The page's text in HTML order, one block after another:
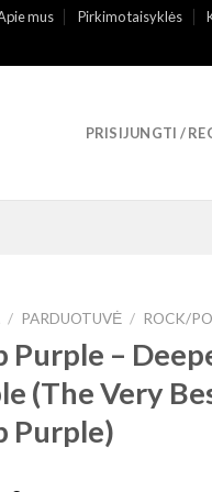
mus Pirkimo taisyklės
PRISIJUNGTI /
/ PARDUOTUVĖ / ROCK/
Purple ‎–
(The Very
Purple)